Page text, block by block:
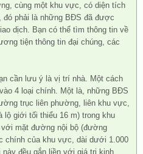
cùng một khu vực, có diện tích
phải là những BĐS đã được
dịch. Bạn có thể tìm thông tin về
tiện thông tin đại chúng, các
cần lưu ý là vị trí nhà. Một cách
4 loại chính. Một là, những BĐS
trục liên phường, liên khu vực,
giới tối thiểu 16 m) trong khu
mặt đường nội bộ (đường
chính của khu vực, dài dưới 1.000
đều gắn liền với giá trị kinh